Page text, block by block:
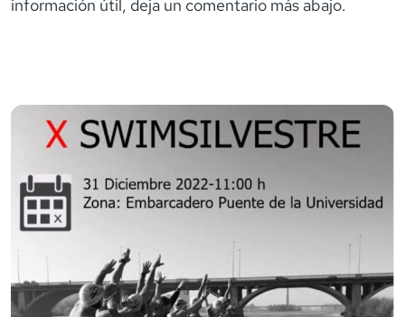
información útil, deja un comentario más abajo.